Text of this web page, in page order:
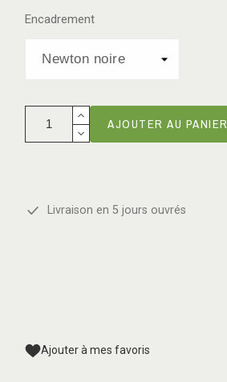
Encadrement
AJOUTER AU PANIER
Livraison en 5 jours ouvrés
Ajouter à mes favoris